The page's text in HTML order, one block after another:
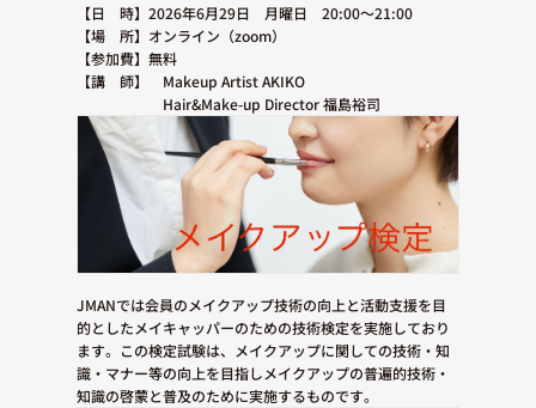
【日 時】2026年6月29日 月曜日 20:00〜21:00
【場 所】オンライン（zoom）
【参加費】無料
【講 師】 Makeup Artist AKIKO
Hair&Make-up Director 福島裕司
JMANでは会員のメイクアップ技術の向上と活動支援を目
的としたメイキャッパーのための技術検定を実施しており
ます。この検定試験は、メイクアップに関しての技術・知
識・マナー等の向上を目指しメイクアップの普遍的技術・
知識の啓蒙と普及のために実施するものです。